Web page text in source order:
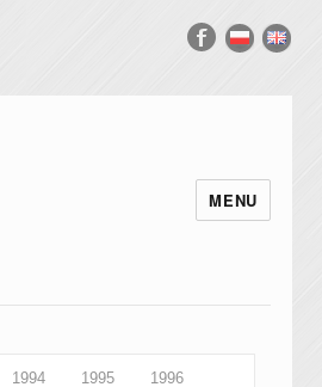
MENU
1994 1995 1996